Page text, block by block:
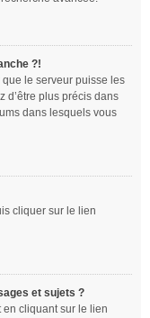
?!
le serveur puisse les
d’être plus précis dans
dans lesquels vous
cliquer sur le lien
et sujets ?
en cliquant sur le lien